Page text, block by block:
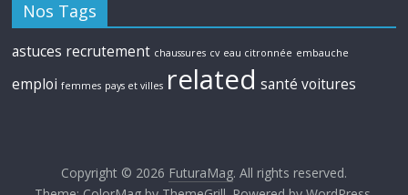
Nos Tags
astuces recrutement chaussures cv eau citronnée embauche
emploi femmes pays et villes related santé voitures
Copyright © 2026 FuturaMag. All rights reserved.